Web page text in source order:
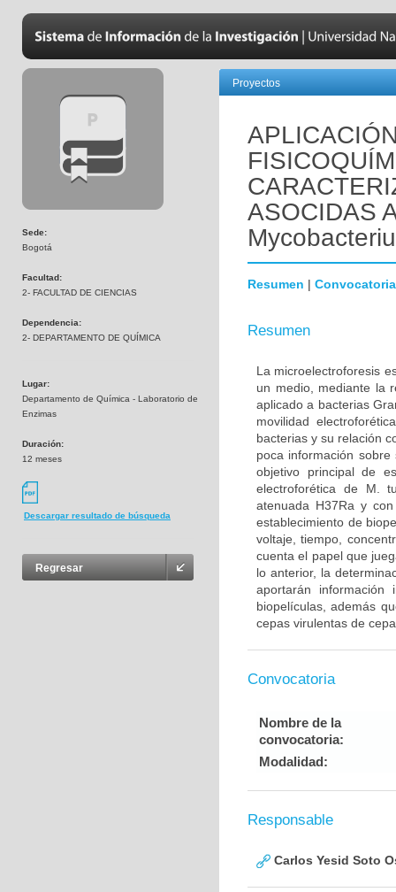
Sede:
Bogotá
Facultad:
2- FACULTAD DE CIENCIAS
Dependencia:
2- DEPARTAMENTO DE QUÍMICA
Lugar:
Departamento de Química - Laboratorio de
Enzimas
Duración:
12 meses
Descargar resultado de búsqueda
Regresar
Proyectos
ASOCIDAS
Resumen | Convocatoria
Resumen
La microelectroforesis
un medio, mediante la
aplicado a bacterias
movilidad
bacterias y su relación
poca información
objetivo principal de
electroforética de M.
atenuada H37Ra y
establecimiento de
voltaje, tiempo,
cuenta el papel que
lo anterior, la
aportarán
biopelículas, además
cepas virulentas de
Convocatoria
Nombre de la
convocatoria:
Modalidad:
Responsable
Carlos Yesid Soto